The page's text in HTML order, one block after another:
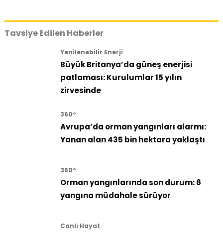
Tavsiye Edilen Haberler
Yenilenebilir Enerji
Büyük Britanya’da güneş enerjisi
patlaması: Kurulumlar 15 yılın
zirvesinde
360°
Avrupa’da orman yangınları alarmı:
Yanan alan 435 bin hektara yaklaştı
360°
Orman yangınlarında son durum: 6
yangına müdahale sürüyor
Canlı Hayat